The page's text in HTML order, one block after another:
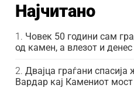
Најчитано
Човек 50 години сам
од камен, а влезот и денес
Двајца граѓани спасија
Вардар кај Камениот мост